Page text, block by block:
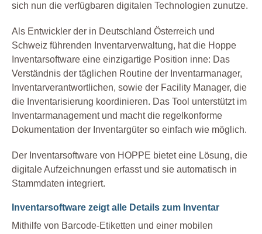
sich nun die verfügbaren digitalen Technologien zunutze.
Als Entwickler der in Deutschland Österreich und
Schweiz führenden Inventarverwaltung, hat die Hoppe
Inventarsoftware eine einzigartige Position inne: Das
Verständnis der täglichen Routine der Inventarmanager,
Inventarverantwortlichen, sowie der Facility Manager, die
die Inventarisierung koordinieren. Das Tool unterstützt im
Inventarmanagement und macht die regelkonforme
Dokumentation der Inventargüter so einfach wie möglich.
Der Inventarsoftware von HOPPE bietet eine Lösung, die
digitale Aufzeichnungen erfasst und sie automatisch in
Stammdaten integriert.
Inventarsoftware zeigt alle Details zum Inventar
Mithilfe von Barcode-Etiketten und einer mobilen